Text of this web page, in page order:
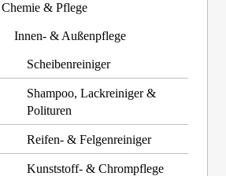
Chemie & Pflege
Innen- & Außenpflege
Scheibenreiniger
Shampoo, Lackreiniger &
Polituren
Reifen- & Felgenreiniger
Kunststoff- & Chrompflege